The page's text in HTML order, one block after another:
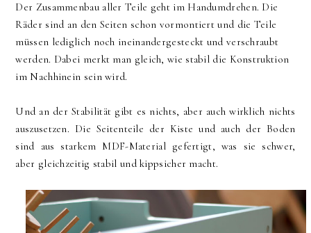
Der Zusammenbau aller Teile geht im Handumdrehen. Die
Räder sind an den Seiten schon vormontiert und die Teile
müssen lediglich noch ineinandergesteckt und verschraubt
werden. Dabei merkt man gleich, wie stabil die Konstruktion
im Nachhinein sein wird.
Und an der Stabilität gibt es nichts, aber auch wirklich nichts
auszusetzen. Die Seitenteile der Kiste und auch der Boden
sind aus starkem MDF-Material gefertigt, was sie schwer,
aber gleichzeitig stabil und kippsicher macht.